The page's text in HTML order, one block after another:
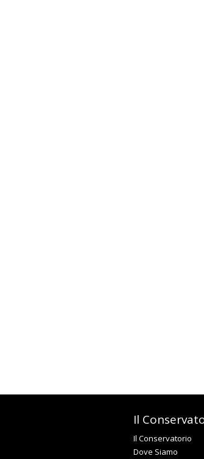
Il
Il Conservatorio
Dove Siamo